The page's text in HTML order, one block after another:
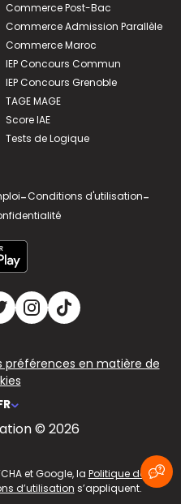
Commerce Post-Bac
Commerce Admission Parallèle
Commerce Maroc
IEP Concours Commun
IEP Concours Grenoble
TAGE MAGE
Score IAE
Tests de Logique
-Conditions d'utilisation-
préférences en matière de
© 2026
et Google, la Politique de
d’utilisation s’appliquent.